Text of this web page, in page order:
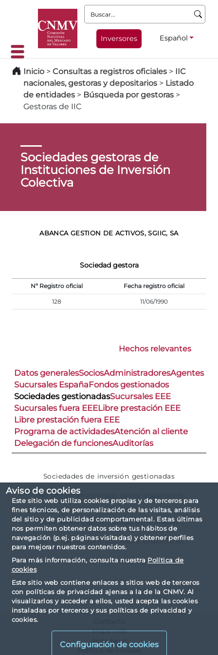
Aviso de cookies
Este sitio web utiliza cookies propias y de terceros para
fines técnicos, de personalización de las visitas, análisis
del sitio y de publicidad comportamental. Estas últimas
nos permiten obtener datos sobre tus hábitos de
navegación (p.ej. páginas visitadas) y obtener perfiles
para mejorar nuestros contenidos.
Para más información, consulta nuestra Política de
cookies
Este sitio web contiene enlaces a sitios web de terceros
con políticas de privacidad ajenas a la de la CNMV. Al
visualizarlos y acceder a ellos, usted acepta las cookies
instaladas por terceros y sus políticas de privacidad y
cookies.
Configuración de cookies
Buscar:
Inversores Español
Inicio > Consultas a registros oficiales > IIC
nacionales, gestoras y depositarios > Listado
de entidades > Búsqueda por gestoras >
Gestoras de IIC
Sociedades gestoras de
Instituciones de Inversión
Colectiva
ABANCA GESTION DE ACTIVOS, SGIIC, SA
Sociedad gestora
Nº Registro oficial Fecha registro oficial
128 11/06/1990
Hechos relevantes
Datos generalesSociosAdministradoresAgentes
Sucursales EspañaFondos gestionados
Sociedades gestionadasSucursales EEE
Sucursales fuera EEELibre prestación EEE
Libre prestación fuera EEE
Programa de actividadesAtención al cliente
Delegación de funcionesAuditorías
Sociedades de inversión gestionadas
No se han encontrado datos disponibles
Sociedades Capital Riesgo gestionadas
No se han encontrado datos disponibles
Mapa web
Nota legal
Política de cookies